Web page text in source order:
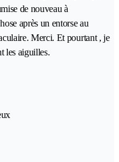
de nouveau à
après un entorse au
Merci. Et pourtant , je
les aiguilles.